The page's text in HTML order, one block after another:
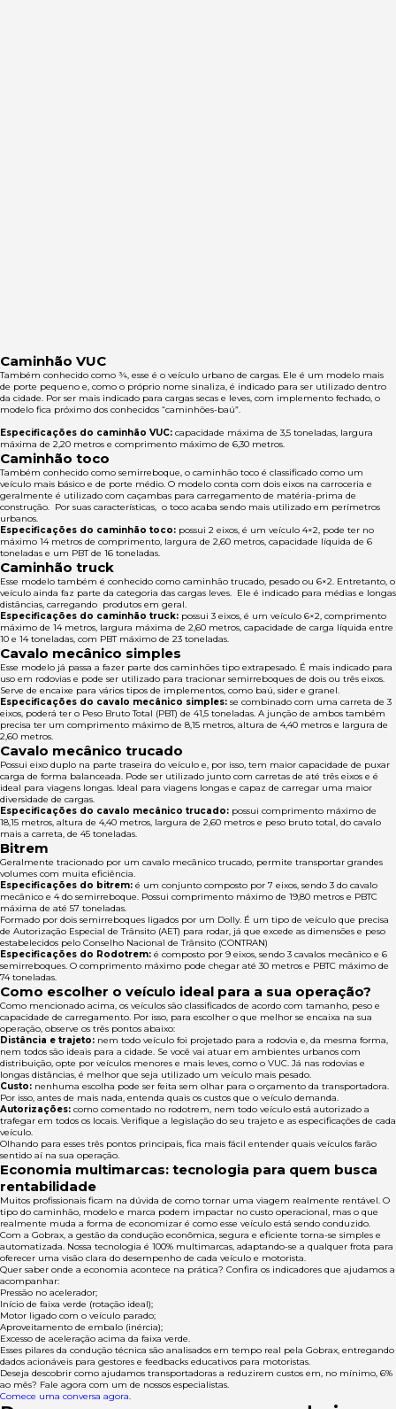
Caminhão VUC
Também conhecido como ¾, esse é o veículo urbano de cargas. Ele é um modelo mais
de porte pequeno e, como o próprio nome sinaliza, é indicado para ser utilizado dentro
da cidade. Por ser mais indicado para cargas secas e leves, com implemento fechado, o
modelo fica próximo dos conhecidos “caminhões-baú”.
Especificações do caminhão VUC: capacidade máxima de 3,5 toneladas, largura
máxima de 2,20 metros e comprimento máximo de 6,30 metros.
Caminhão toco
Também conhecido como semirreboque, o caminhão toco é classificado como um
veículo mais básico e de porte médio. O modelo conta com dois eixos na carroceria e
geralmente é utilizado com caçambas para carregamento de matéria-prima de
construção. Por suas características, o toco acaba sendo mais utilizado em perímetros
urbanos.
Especificações do caminhão toco: possui 2 eixos, é um veículo 4×2, pode ter no
máximo 14 metros de comprimento, largura de 2,60 metros, capacidade líquida de 6
toneladas e um PBT de 16 toneladas.
Caminhão truck
Esse modelo também é conhecido como caminhão trucado, pesado ou 6×2. Entretanto, o
veículo ainda faz parte da categoria das cargas leves. Ele é indicado para médias e longas
distâncias, carregando produtos em geral.
Especificações do caminhão truck: possui 3 eixos, é um veículo 6×2, comprimento
máximo de 14 metros, largura máxima de 2,60 metros, capacidade de carga líquida entre
10 e 14 toneladas, com PBT máximo de 23 toneladas.
Cavalo mecânico simples
Esse modelo já passa a fazer parte dos caminhões tipo extrapesado. É mais indicado para
uso em rodovias e pode ser utilizado para tracionar semirreboques de dois ou três eixos.
Serve de encaixe para vários tipos de implementos, como baú, sider e granel.
Especificações do cavalo mecânico simples: se combinado com uma carreta de 3
eixos, poderá ter o Peso Bruto Total (PBT) de 41,5 toneladas. A junção de ambos também
precisa ter um comprimento máximo de 8,15 metros, altura de 4,40 metros e largura de
2,60 metros.
Cavalo mecânico trucado
Possui eixo duplo na parte traseira do veículo e, por isso, tem maior capacidade de puxar
carga de forma balanceada. Pode ser utilizado junto com carretas de até três eixos e é
ideal para viagens longas. Ideal para viagens longas e capaz de carregar uma maior
diversidade de cargas.
Especificações do cavalo mecânico trucado: possui comprimento máximo de
18,15 metros, altura de 4,40 metros, largura de 2,60 metros e peso bruto total, do cavalo
mais a carreta, de 45 toneladas.
Bitrem
Geralmente tracionado por um cavalo mecânico trucado, permite transportar grandes
volumes com muita eficiência.
Especificações do bitrem: é um conjunto composto por 7 eixos, sendo 3 do cavalo
mecânico e 4 do semirreboque. Possui comprimento máximo de 19,80 metros e PBTC
máxima de até 57 toneladas.
Formado por dois semirreboques ligados por um Dolly. É um tipo de veículo que precisa
de Autorização Especial de Trânsito (AET) para rodar, já que excede as dimensões e peso
estabelecidos pelo Conselho Nacional de Trânsito (CONTRAN)
Especificações do Rodotrem: é composto por 9 eixos, sendo 3 cavalos mecânico e 6
semirreboques. O comprimento máximo pode chegar até 30 metros e PBTC máximo de
74 toneladas.
Como escolher o veículo ideal para a sua operação?
Como mencionado acima, os veículos são classificados de acordo com tamanho, peso e
capacidade de carregamento. Por isso, para escolher o que melhor se encaixa na sua
operação, observe os três pontos abaixo:
Distância e trajeto: nem todo veículo foi projetado para a rodovia e, da mesma forma,
nem todos são ideais para a cidade. Se você vai atuar em ambientes urbanos com
distribuição, opte por veículos menores e mais leves, como o VUC. Já nas rodovias e
longas distâncias, é melhor que seja utilizado um veículo mais pesado.
Custo: nenhuma escolha pode ser feita sem olhar para o orçamento da transportadora.
Por isso, antes de mais nada, entenda quais os custos que o veículo demanda.
Autorizações: como comentado no rodotrem, nem todo veículo está autorizado a
trafegar em todos os locais. Verifique a legislação do seu trajeto e as especificações de cada
veículo.
Olhando para esses três pontos principais, fica mais fácil entender quais veículos farão
sentido aí na sua operação.
Economia multimarcas: tecnologia para quem busca
rentabilidade
Muitos profissionais ficam na dúvida de como tornar uma viagem realmente rentável. O
tipo do caminhão, modelo e marca podem impactar no custo operacional, mas o que
realmente muda a forma de economizar é como esse veículo está sendo conduzido.
Com a Gobrax, a gestão da condução econômica, segura e eficiente torna-se simples e
automatizada. Nossa tecnologia é 100% multimarcas, adaptando-se a qualquer frota para
oferecer uma visão clara do desempenho de cada veículo e motorista.
Quer saber onde a economia acontece na prática? Confira os indicadores que ajudamos a
acompanhar:
Pressão no acelerador;
Início de faixa verde (rotação ideal);
Motor ligado com o veículo parado;
Aproveitamento de embalo (inércia);
Excesso de aceleração acima da faixa verde.
Esses pilares da condução técnica são analisados em tempo real pela Gobrax, entregando
dados acionáveis para gestores e feedbacks educativos para motoristas.
Deseja descobrir como ajudamos transportadoras a reduzirem custos em, no mínimo, 6%
ao mês? Fale agora com um de nossos especialistas.
Comece uma conversa agora.